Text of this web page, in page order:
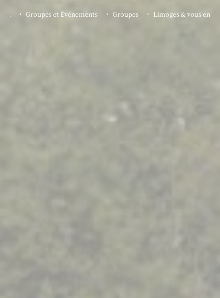
Groupes et Événements Groupes Limoges & vous en 3